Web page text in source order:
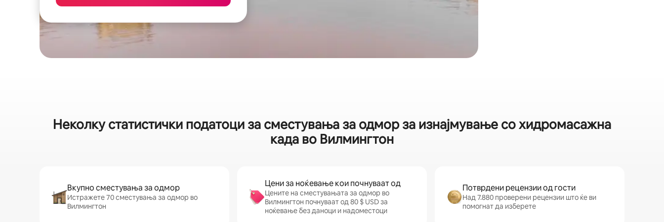
Неколку статистички податоци за сместувања за одмор за изнајмување со хидромасажна
када во Вилмингтон
Вкупно сместувања за одмор
Истражете 70 сместувања за одмор во
Вилмингтон
Цени за ноќевање кои почнуваат од
Цените на сместувањата за одмор во
Вилмингтон почнуваат од 80 $ USD за
ноќевање без даноци и надоместоци
Потврдени рецензии од гости
Над 7.880 проверени рецензии што ќе ви
помогнат да изберете